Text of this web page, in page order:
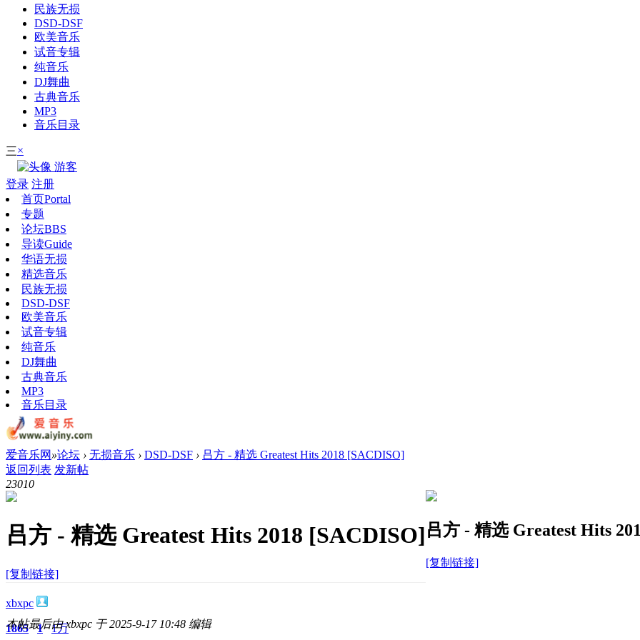
民族无损
DSD-DSF
欧美音乐
试音专辑
纯音乐
DJ舞曲
古典音乐
MP3
音乐目录
三×
游客
登录 注册
首页Portal
专题
论坛BBS
导读Guide
华语无损
精选音乐
民族无损
DSD-DSF
欧美音乐
试音专辑
纯音乐
DJ舞曲
古典音乐
MP3
音乐目录
爱音乐网 »论坛 › 无损音乐 › DSD-DSF › 吕方 - 精选 Greatest Hits 2018 [SACDISO]
返回列表 发新帖
23010
吕方 - 精选 Greatest Hits 2018 [SACDISO]
[复制链接]
吕方 - 精选 Greatest Hits
[复制链接]
xbxpc
1865 1 1万
本帖最后由 xbxpc 于 2025-9-17 10:48 编辑